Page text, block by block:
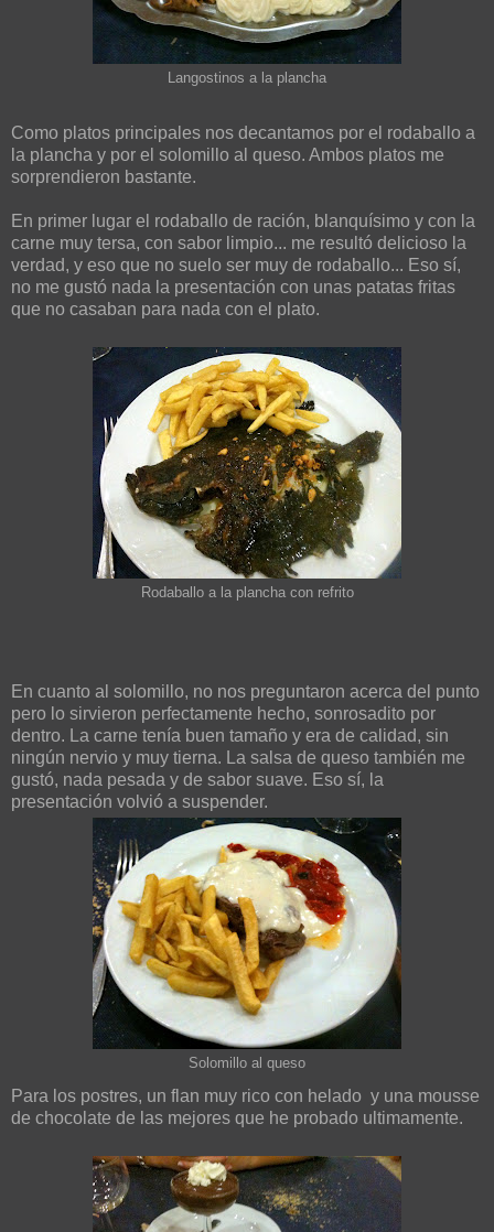
Langostinos a la plancha
Como platos principales nos decantamos por el rodaballo a
la plancha y por el solomillo al queso. Ambos platos me
sorprendieron bastante.
En primer lugar el rodaballo de ración, blanquísimo y con la
carne muy tersa, con sabor limpio... me resultó delicioso la
verdad, y eso que no suelo ser muy de rodaballo... Eso sí,
no me gustó nada la presentación con unas patatas fritas
que no casaban para nada con el plato.
Rodaballo a la plancha con refrito
En cuanto al solomillo, no nos preguntaron acerca del punto
pero lo sirvieron perfectamente hecho, sonrosadito por
dentro. La carne tenía buen tamaño y era de calidad, sin
ningún nervio y muy tierna. La salsa de queso también me
gustó, nada pesada y de sabor suave. Eso sí, la
presentación volvió a suspender.
Solomillo al queso
Para los postres, un flan muy rico con helado y una mousse
de chocolate de las mejores que he probado ultimamente.